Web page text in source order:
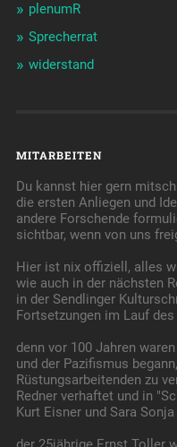
plenumR
Sprecherrat
widerstand
MITARBEITEN
Du kannst hier gern
die ersten Anliegen und
andere Forschende
sichtbar, wenn von uns
Hier ist nix offiziell, alles
wie auch in der nächsten
in der Sendlinger
Fortsetzungen im Lauf
denn vor 100 Jahren
und der Pazifismus
Rüstungsarbeitenden zu
Redner verhaftet und in
Kurt Eisner und Sara